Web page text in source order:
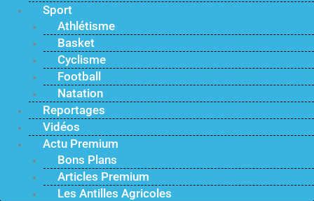
Sport
Athlétisme
Basket
Cyclisme
Football
Natation
Reportages
Vidéos
Actu Premium
Bons Plans
Articles Premium
Les Antilles Agricoles